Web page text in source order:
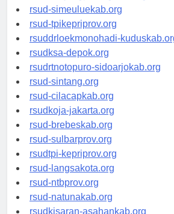
rsud-tanjungpinangkota.org
rsud-simeuluekab.org
rsud-tpikepriprov.org
rsuddrloekmonohadi-kuduskab.org
rsudksa-depok.org
rsudrtnotopuro-sidoarjokab.org
rsud-sintang.org
rsud-cilacapkab.org
rsudkoja-jakarta.org
rsud-brebeskab.org
rsud-sulbarprov.org
rsudtpi-kepriprov.org
rsud-langsakota.org
rsud-ntbprov.org
rsud-natunakab.org